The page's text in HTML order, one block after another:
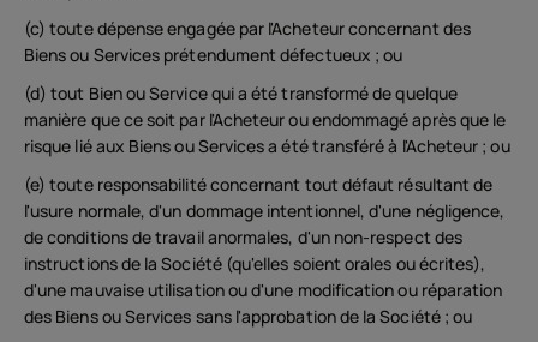
(c) toute dépense engagée par l'Acheteur concernant des
Biens ou Services prétendument défectueux ; ou
(d) tout Bien ou Service qui a été transformé de quelque
manière que ce soit par l'Acheteur ou endommagé après que le
risque lié aux Biens ou Services a été transféré à l'Acheteur ; ou
(e) toute responsabilité concernant tout défaut résultant de
l'usure normale, d'un dommage intentionnel, d'une négligence,
de conditions de travail anormales, d'un non-respect des
instructions de la Société (qu'elles soient orales ou écrites),
d'une mauvaise utilisation ou d'une modification ou réparation
des Biens ou Services sans l'approbation de la Société ; ou